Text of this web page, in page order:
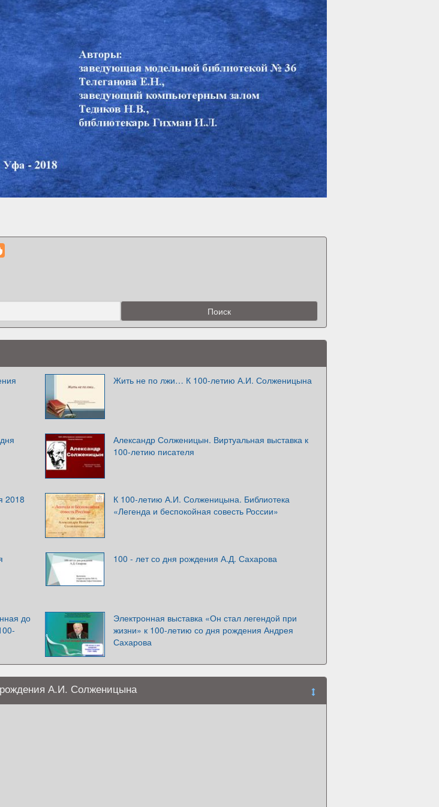
Жить не по лжи… К 100-летию А.И. Солженицына
Александр Солженицын. Виртуальная выставка к
100-летию писателя
2018
К 100-летию А.И. Солженицына. Библиотека
«Легенда и беспокойная совесть России»
100 - лет со дня рождения А.Д. Сахарова
до
Электронная выставка «Он стал легендой при
жизни» к 100-летию со дня рождения Андрея
Сахарова
рождения А.И. Солженицына